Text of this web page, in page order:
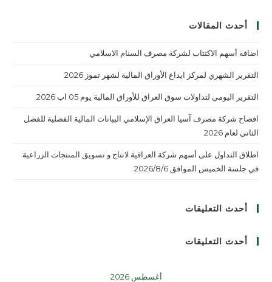
أحدث المقالات
اضافة أسهم الاكتتاب لشركة مصرف السنام الاسلامي
التقرير الشهري لمركز ايداع الأوراق المالية لشهر تموز 2026
التقرير اليومي لتداولات سوق العراق للأوراق المالية يوم 05 اب 2026
افصاح شركة مصرف آسيا العراق الإسلامي البيانات المالية الفصلية للفصل
الثاني لعام 2026
اطلاق التداول على أسهم شركة العراقية لانتاج و تسويق المنتجات الزراعية
في جلسة الخميس الموافق 2026/8/6
أحدث التعليقات
أحدث التعليقات
أغسطس 2026